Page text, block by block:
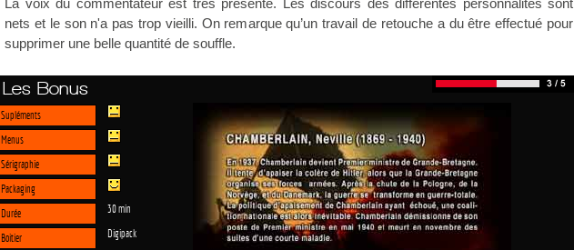
nets et le son n'a pas trop vieilli. On remarque qu’un travail de retouche a du être effectué pour
supprimer une belle quantité de souffle.
Les Bonus
Supléments
Menus
Sérigraphie
Packaging
Durée
30 min
Boitier Digipack